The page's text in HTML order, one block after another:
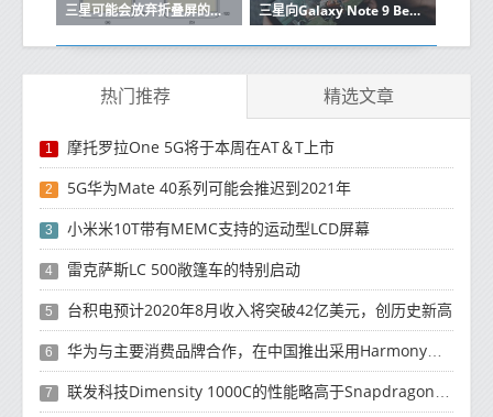
三星可能会放弃折叠屏的移动体验 三星向Galaxy Note 9 Beta测试仪推出稳定的Android 10更新
热门推荐 精选文章
1 摩托罗拉One 5G将于本周在AT＆T上市
2 5G华为Mate 40系列可能会推迟到2021年
3 小米米10T带有MEMC支持的运动型LCD屏幕
4 雷克萨斯LC 500敞篷车的特别启动
5 台积电预计2020年8月收入将突破42亿美元，创历史新高
6 华为与主要消费品牌合作，在中国推出采用HarmonyOS 2.0的智能家居产品
7 联发科技Dimensity 1000C的性能略高于Snapdragon 765G